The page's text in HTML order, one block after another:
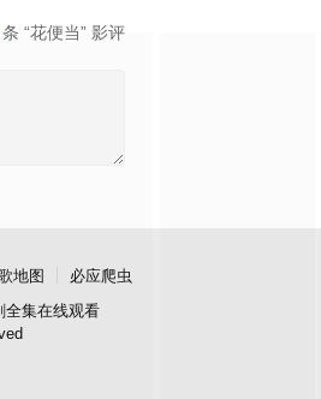
条 “花便当” 影评
地图
必应爬虫
全集在线观看